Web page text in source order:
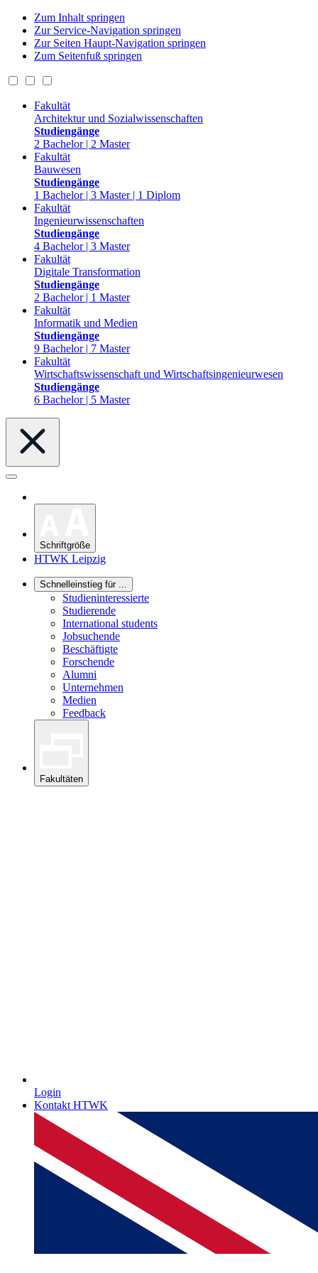
Zum Inhalt springen
Zur Service-Navigation springen
Zur Seiten Haupt-Navigation springen
Zum Seitenfuß springen
Fakultät
Architektur und Sozialwissenschaften
Studiengänge
2 Bachelor | 2 Master
Fakultät
Bauwesen
Studiengänge
1 Bachelor | 3 Master | 1 Diplom
Fakultät
Ingenieurwissenschaften
Studiengänge
4 Bachelor | 3 Master
Fakultät
Digitale Transformation
Studiengänge
2 Bachelor | 1 Master
Fakultät
Informatik und Medien
Studiengänge
9 Bachelor | 7 Master
Fakultät
Wirtschaftswissenschaft und Wirtschaftsingenieurwesen
Studiengänge
6 Bachelor | 5 Master
Schriftgröße
HTWK Leipzig
Schnelleinstieg für ...
Studieninteressierte
Studierende
International students
Jobsuchende
Beschäftigte
Forschende
Alumni
Unternehmen
Medien
Feedback
Fakultäten
Login
Kontakt HTWK